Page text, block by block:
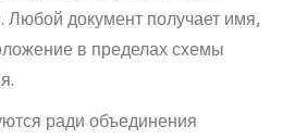
Любой документ получает имя,
в пределах схемы
ради объединения